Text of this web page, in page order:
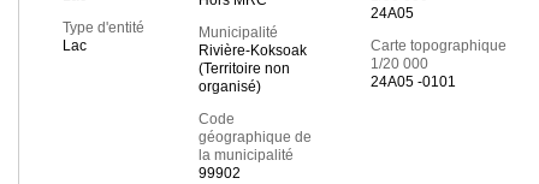
Type d'entité
Lac
Municipalité
Rivière-Koksoak
(Territoire non
organisé)
Code
géographique de
la municipalité
99902
24A05
Carte topographique
1/20 000
24A05 -0101